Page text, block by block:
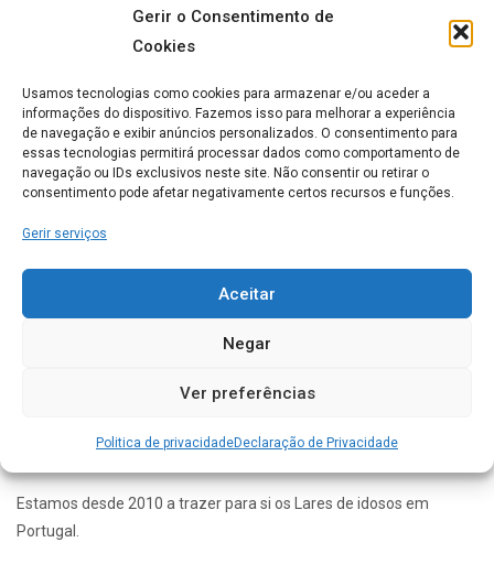
Gerir o Consentimento de
Cookies
Usamos tecnologias como cookies para armazenar e/ou aceder a
informações do dispositivo. Fazemos isso para melhorar a experiência
de navegação e exibir anúncios personalizados. O consentimento para
essas tecnologias permitirá processar dados como comportamento de
navegação ou IDs exclusivos neste site. Não consentir ou retirar o
consentimento pode afetar negativamente certos recursos e funções.
Gerir serviços
Aceitar
Negar
Ver preferências
Politica de privacidadeDeclaração de Privacidade
Hotel Sénior das Romanas
Bairro das Romanas - Pedras Salgadas, Bornes de Aguiar
0
Conhece este Lar. Gostaríamos de saber a sua opinião
Estamos desde 2010 a trazer para si os Lares de idosos em
Portugal.